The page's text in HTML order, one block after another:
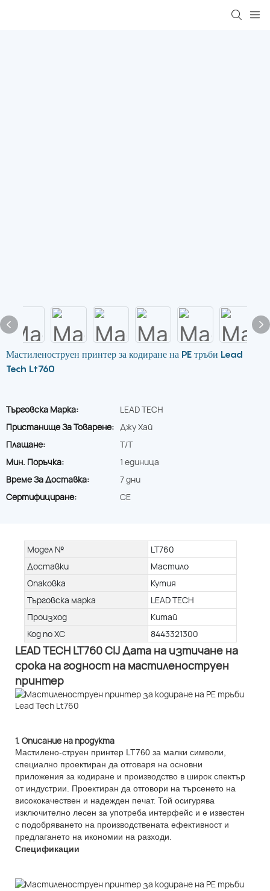
Мастиленоструен принтер за кодиране на PE тръби Lead
Tech Lt760
Търговска Марка:
LEAD TECH
Пристанище За Товарене: Джу Хай
Плащане:
T/T
Мин. Поръчка:
1 единица
Време За Доставка:
7 дни
Сертифициране:
CE
Модел №
LT760
Доставки
Мастило
Опаковка
Кутия
Търговска марка
LEAD TECH
Произход
Китай
Код по ХС
8443321300
LEAD TECH LT760 CIJ Дата на изтичане на
срока на годност на мастиленоструен
принтер
1. Описание на продукта
Мастилено-струен принтер LT760 за малки символи,
специално проектиран да отговаря на основни
приложения за кодиране и производство в широк спектър
от индустрии. Проектиран да отговори на търсенето на
висококачествен и надежден печат. Той осигурява
изключително лесен за употреба интерфейс и е известен
с подобряването на производствената ефективност и
предлагането на икономии на разходи.
Спецификации